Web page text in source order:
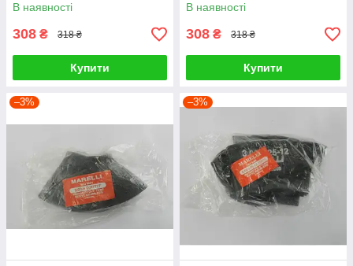
В наявності
308 ₴ 318 ₴
Купити
В наявності
308 ₴ 318 ₴
Купити
–3% –3%